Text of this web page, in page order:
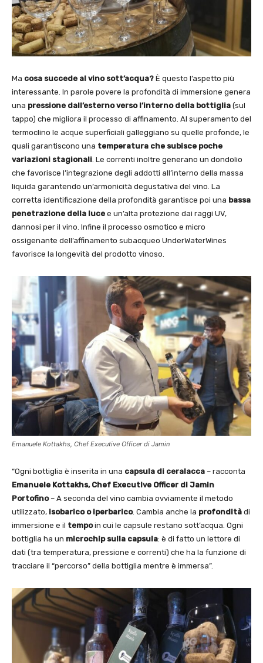
Ma cosa succede al vino sott’acqua? È questo l’aspetto più
interessante. In parole povere la profondità di immersione genera
una pressione dall’esterno verso l’interno della bottiglia (sul
tappo) che migliora il processo di affinamento. Al superamento del
termoclino le acque superficiali galleggiano su quelle profonde, le
quali garantiscono una temperatura che subisce poche
variazioni stagionali . Le correnti inoltre generano un dondolio
che favorisce l’integrazione degli addotti all’interno della massa
liquida garantendo un’armonicità degustativa del vino. La
corretta identificazione della profondità garantisce poi una bassa
penetrazione della luce e un’alta protezione dai raggi UV,
dannosi per il vino. Infine il processo osmotico e micro
ossigenante dell’affinamento subacqueo UnderWaterWines
favorisce la longevità del prodotto vinoso.
Emanuele Kottakhs, Chef Executive Officer di Jamin
“Ogni bottiglia è inserita in una capsula di ceralacca – racconta
Emanuele Kottakhs, Chef Executive Officer di Jamin
Portofino – A seconda del vino cambia ovviamente il metodo
utilizzato, isobarico o iperbarico. Cambia anche la profondità di
immersione e il tempoin cui le capsule restano sott’acqua. Ogni
bottiglia ha un microchip sulla capsula: è di fatto un lettore di
dati (tra temperatura, pressione e correnti) che ha la funzione di
tracciare il “percorso” della bottiglia mentre è immersa”.